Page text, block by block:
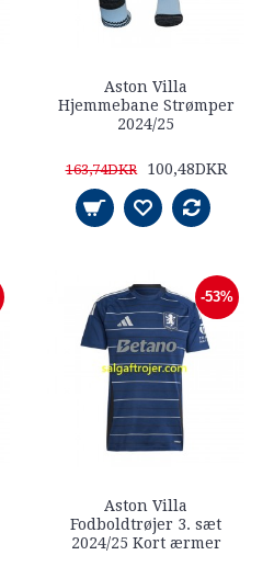
Aston Villa
Hjemmebane Strømper
2024/25
163,74DKR 100,48DKR
-53%
Aston Villa
Fodboldtrøjer 3. sæt
2024/25 Kort ærmer